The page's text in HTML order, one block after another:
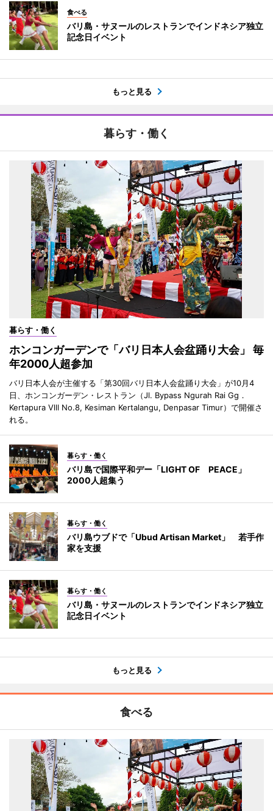
食べる
バリ島・サヌールのレストランでインドネシア独立
記念日イベント
もっと見る
暮らす・働く
暮らす・働く
ホンコンガーデンで「バリ日本人会盆踊り大会」 毎
年2000人超参加
バリ日本人会が主催する「第30回バリ日本人会盆踊り大会」が10月4
日、ホンコンガーデン・レストラン（Jl. Bypass Ngurah Rai Gg．
Kertapura Vlll No.8, Kesiman Kertalangu, Denpasar Timur）で開催さ
れる。
暮らす・働く
バリ島で国際平和デー「LIGHT OF PEACE」
2000人超集う
暮らす・働く
バリ島ウブドで「Ubud Artisan Market」 若手作
家を支援
暮らす・働く
バリ島・サヌールのレストランでインドネシア独立
記念日イベント
もっと見る
食べる